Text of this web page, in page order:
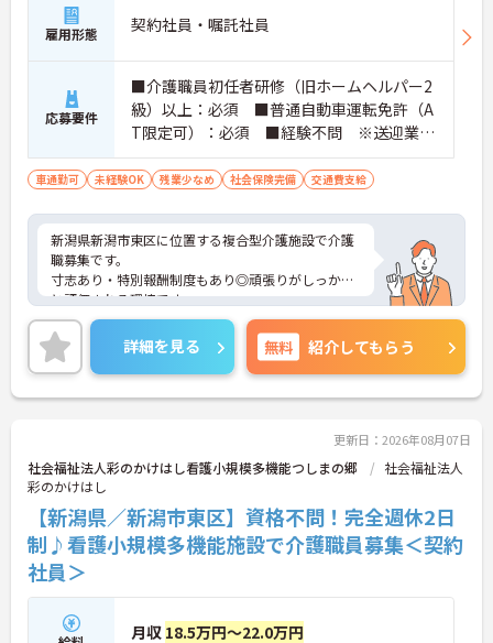
雇用形態 契約社員・嘱託社員
応募要件
■介護職員初任者研修（旧ホームヘルパー2
級）以上：必須 ■普通自動車運転免許（A
T限定可）：必須 ■経験不問 ※送迎業務
があるため、運転免許必須 ※介護施設で
の経験があれば尚可。ブランク歓迎
車通勤可 未経験OK 残業少なめ 社会保険完備 交通費支給
新潟県新潟市東区に位置する複合型介護施設で介護
職募集です。
寸志あり・特別報酬制度もあり◎頑張りがしっかり
と評価される環境です。
ご興味をお持ちの方には詳細の情報や面接のポイン
トをお伝えしますのでお気軽にお問い合わせくださ
いませ。
詳細を見る 無料 紹介してもらう
更新日：2026年08月07日
社会福祉法人彩のかけはし看護小規模多機能つしまの郷
社会福祉法人
彩のかけはし
【新潟県／新潟市東区】資格不問！完全週休2日
制♪看護小規模多機能施設で介護職員募集＜契約
社員＞
月収 18.5万円～22.0万円